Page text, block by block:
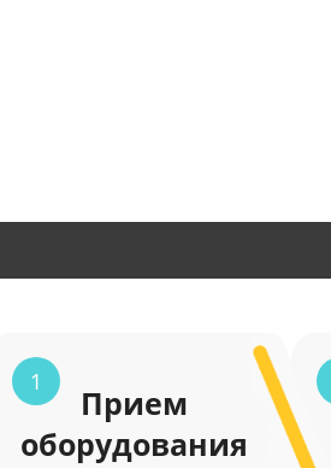
1
Прием
оборудования